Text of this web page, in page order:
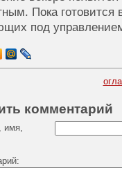
Пока готовится
под
комментарий
имя,